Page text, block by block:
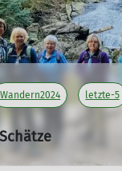
Wandern2024 letzte-5